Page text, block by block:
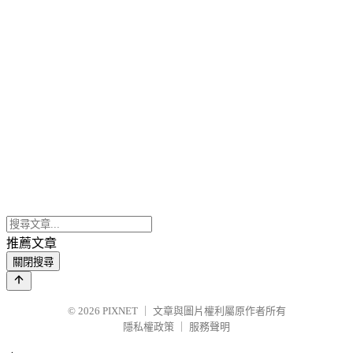
推薦文章
關閉搜尋
© 2026 PIXNET
文章與圖片權利屬原作者所有
隱私權政策
服務聲明